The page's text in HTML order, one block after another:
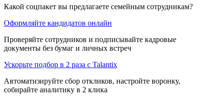
Какой соцпакет вы предлагаете семейным сотрудникам?
Оформляйте кандидатов онлайн
Проверяйте сотрудников и подписывайте кадровые
документы без бумаг и личных встреч
Ускорьте подбор в 2 раза с Talantix
Автоматизируйте сбор откликов, настройте воронку,
собирайте аналитику в 2 клика